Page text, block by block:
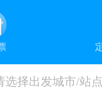
选择出发城市/站点